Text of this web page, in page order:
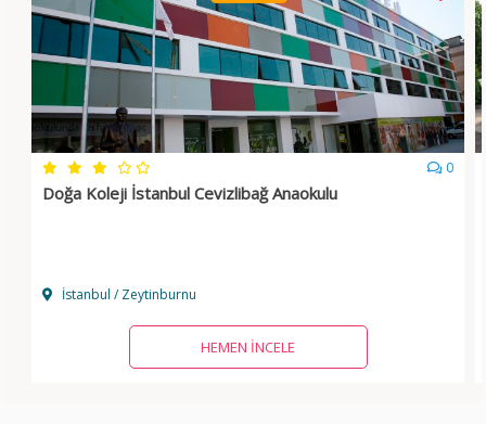
0
Doğa Koleji İstanbul Cevizlibağ Anaokulu
İstanbul / Zeytinburnu
HEMEN İNCELE